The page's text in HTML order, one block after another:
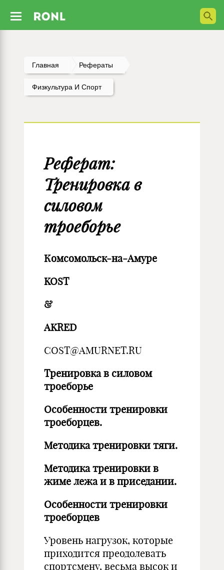
Главная Рефераты
Физкультура И Спорт
Реферат:
Тренировка в
силовом
троеборье
Комсомольск-на-Амуре
KOST
&
AKRED
COST@AMURNET.RU
Тренировка в силовом
троеборье
Особенности тренировки
троеборцев.
Методика тренировки тяги.
Методика тренировки в
жиме лежа и в приседании.
Особенности тренировки
троеборцев
Уровень нагрузок, которые
приходится преодолевать
спортсмену, весьма высок и